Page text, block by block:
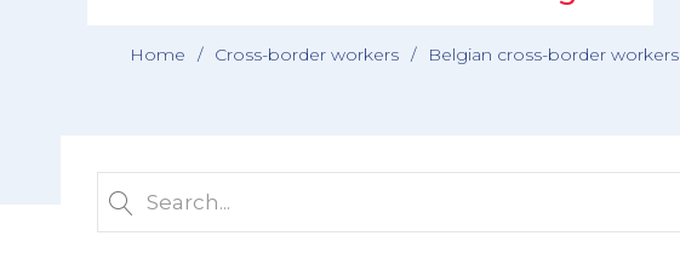
Home / Cross-border workers / Belgian cross-border workers